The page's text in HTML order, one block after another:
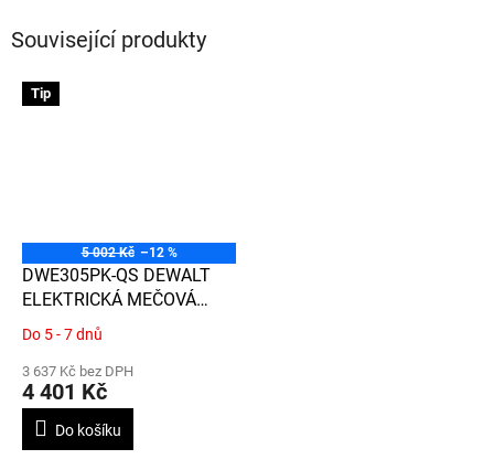
Související produkty
Tip
5 002 Kč –12 %
DWE305PK-QS DEWALT
ELEKTRICKÁ MEČOVÁ
PILA 1 100W, 29 MM
Průměrné
produktu
je
3,8
Do 5 - 7 dnů
3 637 Kč bez DPH
4 401 Kč
Do košíku